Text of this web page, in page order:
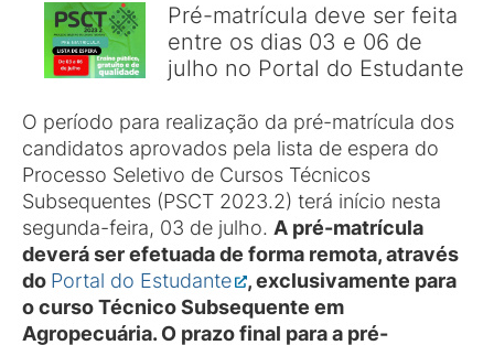
Pré-matrícula deve ser feita
entre os dias 03 e 06 de
julho no Portal do Estudante
O período para realização da pré-matrícula dos
candidatos aprovados pela lista de espera do
Processo Seletivo de Cursos Técnicos
Subsequentes (PSCT 2023.2) terá início nesta
segunda-feira, 03 de julho. A pré-matrícula
deverá ser efetuada de forma remota, através
do Portal do Estudante
, exclusivamente para
o curso Técnico Subsequente em
Agropecuária. O prazo final para a pré-